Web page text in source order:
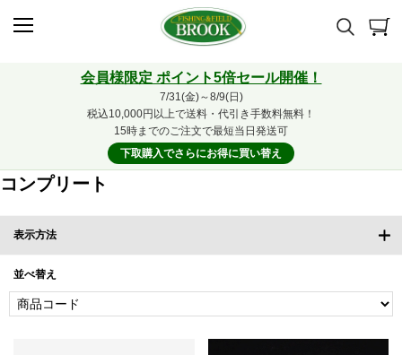
会員様限定 ポイント5倍セール開催！
7/31(金)～8/9(日)
税込10,000円以上で送料・代引き手数料無料！
15時までのご注文で最短当日発送可
下取購入でさらにお得に買い替え
コンプリート
表示方法
並べ替え